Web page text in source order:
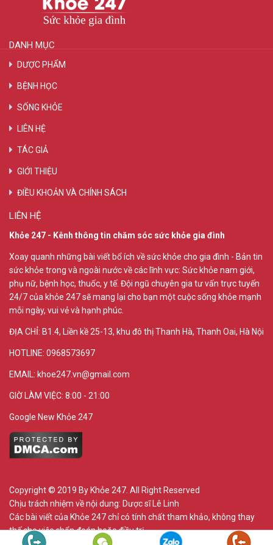
DANH MỤC
DƯỢC PHẨM
BỆNH HỌC
SỐNG KHỎE
LIÊN HỆ
TÁC GIẢ
GIỚI THIỆU
ĐIỀU KHOẢN VÀ CHÍNH SÁCH
LIÊN HỆ
Khỏe 247 - Kênh thông tin chăm sóc sức khỏe gia đình
Xoay quanh những bài viết bổ ích về sức khỏe cho gia đình - Bản tin
sức khỏe trong và ngoài nước về các lĩnh vực: Sức khỏe nam giới,
phụ nữ, bệnh học, thuốc, y tế. Đội ngũ chuyên gia tư vấn trực tuyến
24/7 của khỏe 247 sẽ mang lại cho bạn một cuộc sống khỏe mạnh
mỗi ngày, vui vẻ và hạnh phúc.
ĐỊA CHỈ: B1.4, Liền kề 25-13, khu đô thị Thanh Hà, Thanh Oai, Hà Nội
HOTLINE: 0968573697
EMAIL: khoe247.vn@gmail.com
GIỜ LÀM VIỆC: 8:00 - 21:00
Google New Khỏe 247
Copyright © 2019 By Khỏe 247. All Right Reserved
Chịu trách nhiệm về nội dung: Dược sĩ Lê Linh
Các bài viết của Khỏe 247 chỉ có tính chất tham khảo, không thay
thế cho việc chẩn đoán hoặc điều trị